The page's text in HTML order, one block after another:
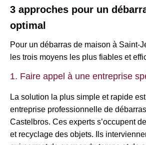
3 approches pour un
optimal
Pour un débarras de maison à Saint-
les trois moyens les plus fiables et
1. Faire appel à une entreprise
La solution la plus simple et rapide
entreprise professionnelle de
Castelbros. Ces experts s’occupent
et recyclage des objets. Ils